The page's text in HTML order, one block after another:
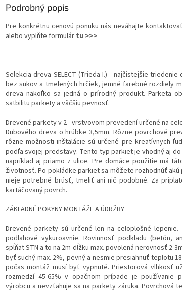
Podrobný popis
Pre konkrétnu cenovú ponuku nás neváhajte
alebo vyplňte formulár tu >>>
Selekcia dreva SELECT (Trieda I.) - najčistejšie
bez sukov a tmelených hrčiek, jemné farebné rozdiely
dreva nakoľko sa jedná o prírodný produkt. Parketa
satbilitu parkety a väčšiu pevnosť.
Drevené parkety v 2 - vrstvovom prevedení určené na
Dubového dreva o hrúbke 3,5mm. Rôzne povrchové
rôzne možnosti inštalácie sú určené pre kreatívnych
podľa svojej predstavy. Tento typ parkiet je vhodný aj
napríklad aj priamo z ulice. Pre domáce použitie má
životnosť. Po pokládke parkiet sa môžete rozhodnúť
nieje potrebné brúsť, tmeliť ani nič podobné. Za
kartáčovaný povrch.
ZÁKLADNÉ POKYNY MONTÁŽE A ÚDRŽBY
Drevené parkety sú určené len na celoplošné
podlahové vykuroavnie. Rovinnosť podkladu (betón,
spĺňat STN a to na 2m dĺžku max. povolená nerovnosť 2-
byť suchý max. 2%, pevný a nesmie presiahnuť teplotu
počas montáž musí byť vypnuté. Priestorová vlhkosť
rozmedzí 45-65% v opačnom prípade je používanie
výrobcu a nevzťahuje sa na parkety záruka. Povrchová